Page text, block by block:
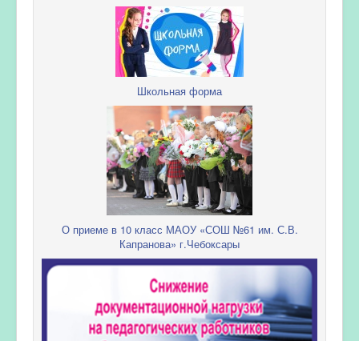
Школьная форма
О приеме в 10 класс МАОУ «СОШ №61 им. С.В.
Капранова» г.Чебоксары